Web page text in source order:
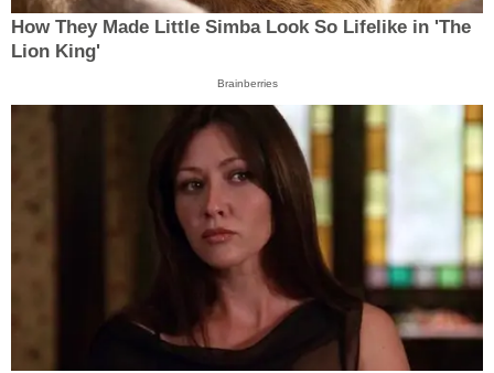
How They Made Little Simba Look So Lifelike in 'The
Lion King'
Brainberries